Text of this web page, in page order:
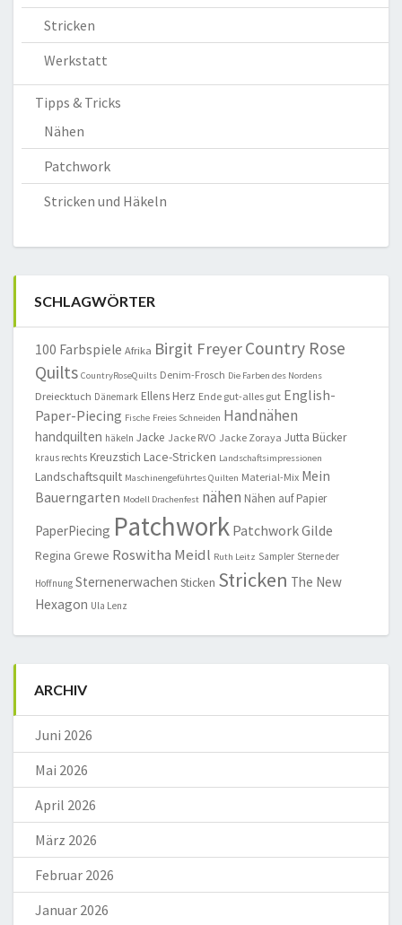
Stricken
Werkstatt
Tipps & Tricks
Nähen
Patchwork
Stricken und Häkeln
SCHLAGWÖRTER
100 Farbspiele Afrika Birgit FreyerCountry Rose
Quilts CountryRoseQuilts Denim-Frosch Die Farben des Nordens
Dreiecktuch Dänemark Ellens Herz Ende gut-alles gut English-
Paper-Piecing Fische Freies Schneiden Handnähen
handquilten häkeln Jacke Jacke RVO Jacke Zoraya Jutta Bücker
kraus rechts Kreuzstich Lace-Stricken Landschaftsimpressionen
Landschaftsquilt Maschinengeführtes Quilten Material-Mix Mein
Bauerngarten Modell Drachenfest nähen Nähen auf Papier
PaperPiecing Patchwork Patchwork Gilde
Regina Grewe Roswitha Meidl Ruth Leitz Sampler Sterne der
Hoffnung Sternenerwachen Sticken Stricken The New
Hexagon Ula Lenz
ARCHIV
Juni 2026
Mai 2026
April 2026
März 2026
Februar 2026
Januar 2026